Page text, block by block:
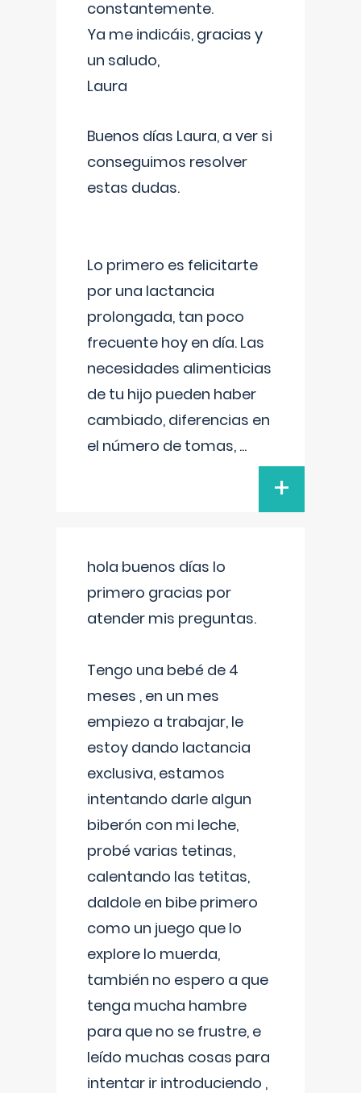
constantemente.
Ya me indicáis, gracias y
un saludo,
Laura
Buenos días Laura, a ver si
conseguimos resolver
estas dudas.
Lo primero es felicitarte
por una lactancia
prolongada, tan poco
frecuente hoy en día. Las
necesidades alimenticias
de tu hijo pueden haber
cambiado, diferencias en
el número de tomas, ...
+
hola buenos días lo
primero gracias por
atender mis preguntas.
Tengo una bebé de 4
meses , en un mes
empiezo a trabajar, le
estoy dando lactancia
exclusiva, estamos
intentando darle algun
biberón con mi leche,
probé varias tetinas,
calentando las tetitas,
daldole en bibe primero
como un juego que lo
explore lo muerda,
también no espero a que
tenga mucha hambre
para que no se frustre, e
leído muchas cosas para
intentar ir introduciendo ,